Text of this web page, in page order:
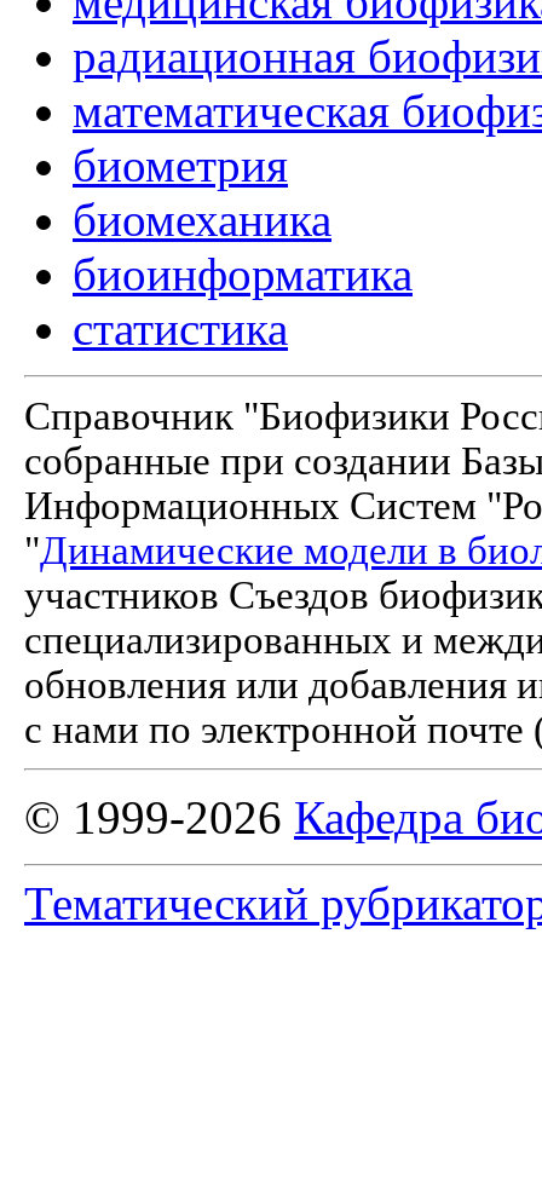
радиационная
математическая
биометрия
биомеханика
биоинформатика
статистика
Справочник "Биофизики
собранные при создании
Информационных Систем
"Динамические модели в
участников Съездов
специализированных и
обновления или добавления
с нами по электронной почте
© 1999-2026 Кафедра
Тематический